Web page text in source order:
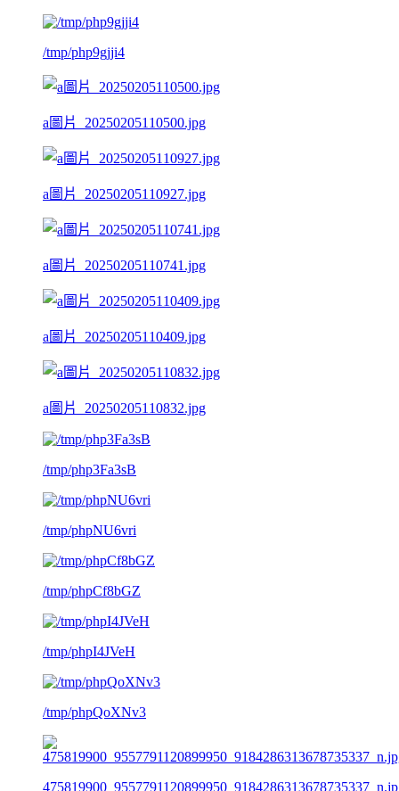
/tmp/php9gjji4
a圖片_20250205110500.jpg
a圖片_20250205110927.jpg
a圖片_20250205110741.jpg
a圖片_20250205110409.jpg
a圖片_20250205110832.jpg
/tmp/php3Fa3sB
/tmp/phpNU6vri
/tmp/phpCf8bGZ
/tmp/phpI4JVeH
/tmp/phpQoXNv3